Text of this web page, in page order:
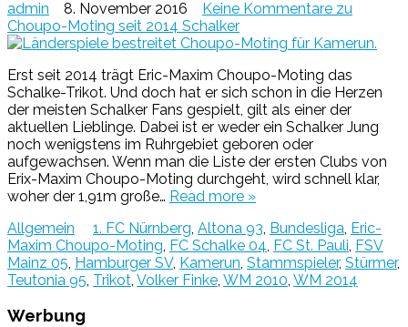
admin 8. November 2016 Keine Kommentare zu
Choupo-Moting seit 2014 Schalker
Erst seit 2014 trägt Eric-Maxim Choupo-Moting das
Schalke-Trikot. Und doch hat er sich schon in die Herzen
der meisten Schalker Fans gespielt, gilt als einer der
aktuellen Lieblinge. Dabei ist er weder ein Schalker Jung
noch wenigstens im Ruhrgebiet geboren oder
aufgewachsen. Wenn man die Liste der ersten Clubs von
Erix-Maxim Choupo-Moting durchgeht, wird schnell klar,
woher der 1,91m große… Read more »
Allgemein
1. FC Nürnberg Altona 93 Bundesliga Eric-
Maxim Choupo-Moting FC Schalke 04 FC St. Pauli FSV
Mainz 05 Hamburger SV, Kamerun Stammspieler, Stürmer,
Teutonia 95 Trikot Volker Finke WM 2010 WM 2014
Werbung